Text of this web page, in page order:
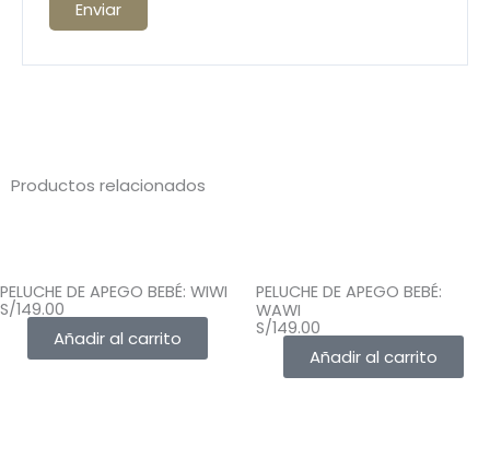
Productos relacionados
PELUCHE DE APEGO BEBÉ: WIWI
S/149.00
Añadir al carrito
PELUCHE DE APEGO BEBÉ:
WAWI
S/149.00
Añadir al carrito